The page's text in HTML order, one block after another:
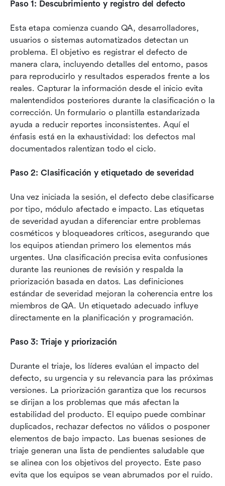
Paso 1: Descubrimiento y registro del defecto
Esta etapa comienza cuando QA, desarrolladores,
usuarios o sistemas automatizados detectan un
problema. El objetivo es registrar el defecto de
manera clara, incluyendo detalles del entorno, pasos
para reproducirlo y resultados esperados frente a los
reales. Capturar la información desde el inicio evita
malentendidos posteriores durante la clasificación o la
corrección. Un formulario o plantilla estandarizada
ayuda a reducir reportes inconsistentes. Aquí el
énfasis está en la exhaustividad: los defectos mal
documentados ralentizan todo el ciclo.
Paso 2: Clasificación y etiquetado de severidad
Una vez iniciada la sesión, el defecto debe clasificarse
por tipo, módulo afectado e impacto. Las etiquetas
de severidad ayudan a diferenciar entre problemas
cosméticos y bloqueadores críticos, asegurando que
los equipos atiendan primero los elementos más
urgentes. Una clasificación precisa evita confusiones
durante las reuniones de revisión y respalda la
priorización basada en datos. Las definiciones
estándar de severidad mejoran la coherencia entre los
miembros de QA. Un etiquetado adecuado influye
directamente en la planificación y programación.
Paso 3: Triaje y priorización
Durante el triaje, los líderes evalúan el impacto del
defecto, su urgencia y su relevancia para las próximas
versiones. La priorización garantiza que los recursos
se dirijan a los problemas que más afectan la
estabilidad del producto. El equipo puede combinar
duplicados, rechazar defectos no válidos o posponer
elementos de bajo impacto. Las buenas sesiones de
triaje generan una lista de pendientes saludable que
se alinea con los objetivos del proyecto. Este paso
evita que los equipos se vean abrumados por el ruido.